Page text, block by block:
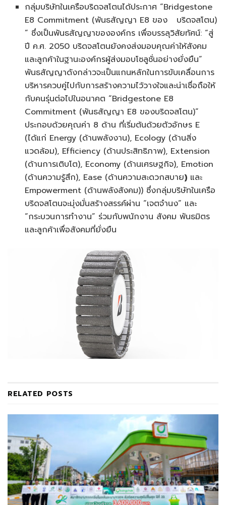
กลุ่มบริษัทในเครือบริดจสโตนได้ประกาศ “Bridgestone
E8 Commitment (พันธสัญญา E8 ของ บริดจสโตน)
” ซึ่งเป็นพันธสัญญาขององค์กร เพื่อบรรลุวิสัยทัศน์: “สู่
ปี ค.ศ. 2050 บริดจสโตนยังคงส่งมอบคุณค่าให้สังคม
และลูกค้าในฐานะองค์กรผู้ส่งมอบโซลูชั่นอย่างยั่งยืน”
พันธสัญญาดังกล่าวจะเป็นแกนหลักในการขับเคลื่อนการ
บริหารควบคู่ไปกับการสร้างความไว้วางใจและน่าเชื่อถือให้
กับคนรุ่นต่อไปในอนาคต “Bridgestone E8
Commitment (พันธสัญญา E8 ของบริดจสโตน)”
ประกอบด้วยคุณค่า 8 ด้าน ที่เริ่มต้นด้วยตัวอักษร E
(ได้แก่ Energy (ด้านพลังงาน), Ecology (ด้านสิ่ง
แวดล้อม), Efficiency (ด้านประสิทธิภาพ), Extension
(ด้านการเติบโต), Economy (ด้านเศรษฐกิจ), Emotion
(ด้านความรู้สึก), Ease (ด้านความสะดวกสบาย) และ
Empowerment (ด้านพลังสังคม)) ซึ่งกลุ่มบริษัทในเครือ
บริดจสโตนจะมุ่งมั่นสร้างสรรค์ผ่าน “เจตจำนง” และ
“กระบวนการทำงาน” ร่วมกับพนักงาน สังคม พันธมิตร
และลูกค้าเพื่อสังคมที่ยั่งยืน
RELATED POSTS